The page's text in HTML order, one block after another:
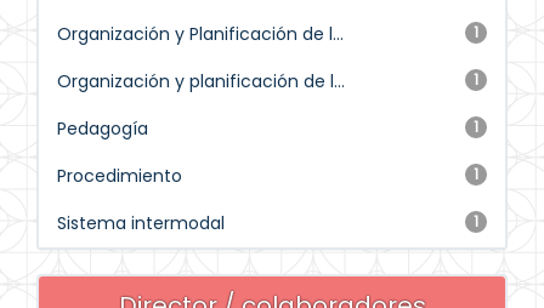
1
Organización y Planificación de l...
1
Organización y planificación de l...
1
Pedagogía
1
Procedimiento
1
Sistema intermodal